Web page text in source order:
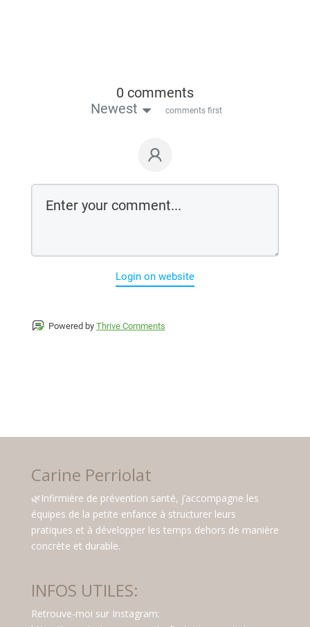
0 comments
Newest
comments first
Login on website
Powered by Thrive Comments
Carine Perriolat
🌿Infirmière de prévention santé, j’accompagne les
équipes de la petite enfance à structurer leurs
pratiques et à développer les temps dehors de manière
concrète et durable.
INFOS UTILES:
Retrouve-moi sur Instagram: